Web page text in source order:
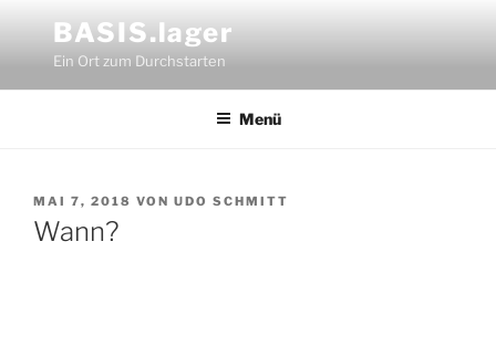
springen
BASIS.lager
Ein Ort zum Durchstarten
Menü
VERÖFFENTLICHT
AM
MAI 7, 2018 VON UDO SCHMITT
Wann?